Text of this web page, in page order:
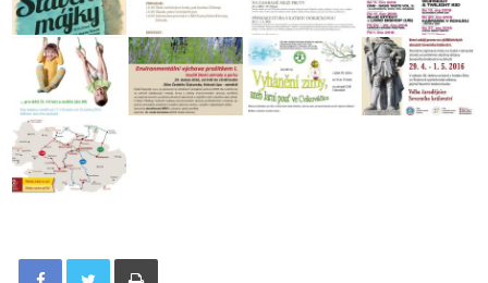
Tisknout